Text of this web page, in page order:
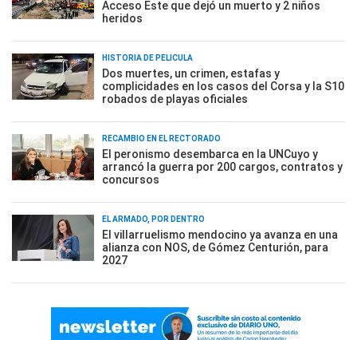
Acceso Este que dejó un muerto y 2 niños
heridos
HISTORIA DE PELÍCULA
Dos muertes, un crimen, estafas y
complicidades en los casos del Corsa y la S10
robados de playas oficiales
RECAMBIO EN EL RECTORADO
El peronismo desembarca en la UNCuyo y
arrancó la guerra por 200 cargos, contratos y
concursos
EL ARMADO, POR DENTRO
El villarruelismo mendocino ya avanza en una
alianza con NOS, de Gómez Centurión, para
2027